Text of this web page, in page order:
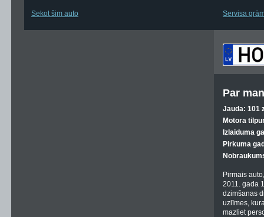
Sekot šim auto Servisa
Par
Jauda: 101
Motora
Izlaiduma
Pirkuma
Pirmais
2011. gada
dzimšanas
uzlīmes,
mazliet